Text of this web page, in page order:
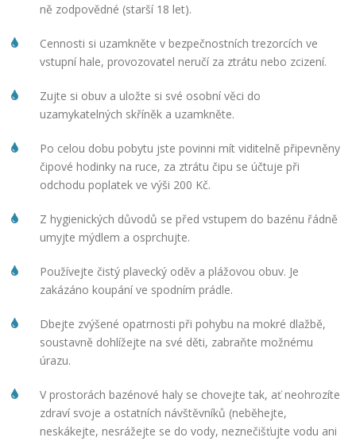
ně zodpovědné (starší 18 let).
Cennosti si uzamkněte v bezpečnostních trezorcích ve
vstupní hale, provozovatel neručí za ztrátu nebo zcizení.
Zujte si obuv a uložte si své osobní věci do
uzamykatelných skříněk a uzamkněte.
Po celou dobu pobytu jste povinni mít viditelně připevněny
čipové hodinky na ruce, za ztrátu čipu se účtuje při
odchodu poplatek ve výši 200 Kč.
Z hygienických důvodů se před vstupem do bazénu řádně
umyjte mýdlem a osprchujte.
Používejte čistý plavecký oděv a plážovou obuv. Je
zakázáno koupání ve spodním prádle.
Dbejte zvýšené opatrnosti při pohybu na mokré dlažbě,
soustavně dohlížejte na své děti, zabraňte možnému
úrazu.
V prostorách bazénové haly se chovejte tak, ať neohrozíte
zdraví svoje a ostatních návštěvníků (neběhejte,
neskákejte, nesrážejte se do vody, neznečišťujte vodu ani